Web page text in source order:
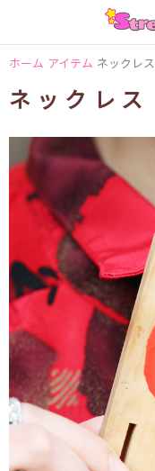
ホーム アイテム ネックレス
ネックレス